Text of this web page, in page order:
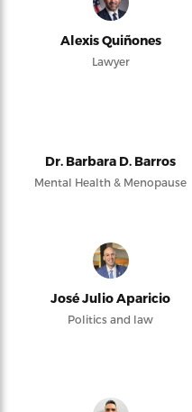
Alexis Quiñones
Lawyer
Dr. Barbara D. Barros
Mental Health & Menopause
José Julio Aparicio
Politics and law